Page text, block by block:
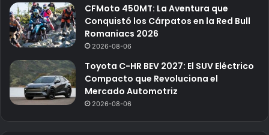
CFMoto 450MT: La Aventura que
Conquistó los Cárpatos en la Red Bull
Romaniacs 2026
2026-08-06
Toyota C-HR BEV 2027: El SUV Eléctrico
Compacto que Revoluciona el
Mercado Automotriz
2026-08-06